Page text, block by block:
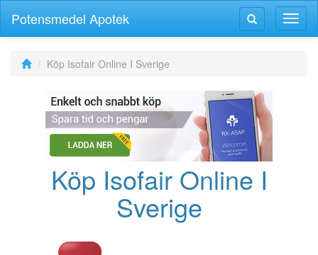
Växla
Växla
navigering
Potensmedel Apotek
Köp Isofair Online I Sverige
Köp Isofair Online I
Sverige